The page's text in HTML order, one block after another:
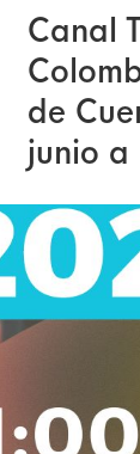
Canal
de
junio a